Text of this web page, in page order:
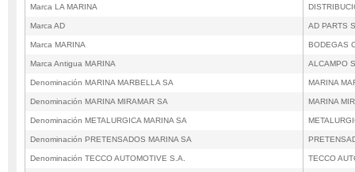
Marca LA MARINA
Marca AD AD PARTS
Marca MARINA BODEGAS
Marca Antigua MARINA ALCAMPO
Denominación MARINA MARBELLA SA MARINA
Denominación MARINA MIRAMAR SA MARINA
Denominación METALURGICA MARINA SA
Denominación PRETENSADOS MARINA SA
Denominación TECCO AUTOMOTIVE S.A. TECCO